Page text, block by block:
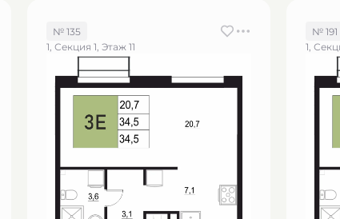
№ 135
1, Секция 1, Этаж 11
№ 191
1,